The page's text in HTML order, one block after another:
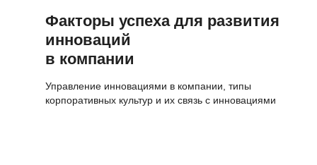
Факторы успеха для развития
инноваций
в компании
Управление инновациями в компании, типы
корпоративных культур и их связь с инновациями